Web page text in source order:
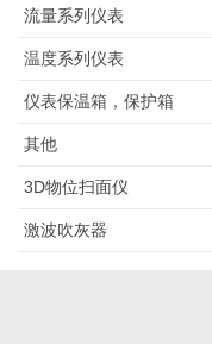
流量系列仪表
温度系列仪表
仪表保温箱，保护箱
其他
3D物位扫面仪
激波吹灰器